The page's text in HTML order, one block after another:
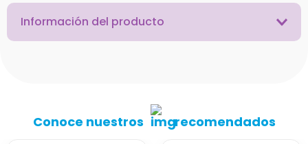
Información del producto
Conoce nuestros recomendados